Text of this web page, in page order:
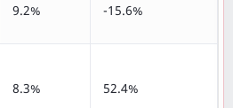
9.2% -15.6%
8.3% 52.4%